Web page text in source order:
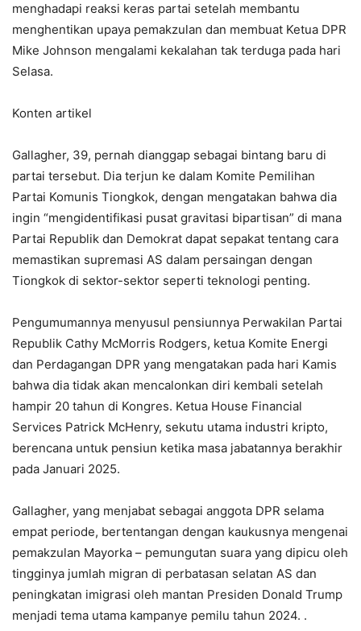
menghadapi reaksi keras partai setelah membantu
menghentikan upaya pemakzulan dan membuat Ketua DPR
Mike Johnson mengalami kekalahan tak terduga pada hari
Selasa.
Konten artikel
Gallagher, 39, pernah dianggap sebagai bintang baru di
partai tersebut. Dia terjun ke dalam Komite Pemilihan
Partai Komunis Tiongkok, dengan mengatakan bahwa dia
ingin “mengidentifikasi pusat gravitasi bipartisan” di mana
Partai Republik dan Demokrat dapat sepakat tentang cara
memastikan supremasi AS dalam persaingan dengan
Tiongkok di sektor-sektor seperti teknologi penting.
Pengumumannya menyusul pensiunnya Perwakilan Partai
Republik Cathy McMorris Rodgers, ketua Komite Energi
dan Perdagangan DPR yang mengatakan pada hari Kamis
bahwa dia tidak akan mencalonkan diri kembali setelah
hampir 20 tahun di Kongres. Ketua House Financial
Services Patrick McHenry, sekutu utama industri kripto,
berencana untuk pensiun ketika masa jabatannya berakhir
pada Januari 2025.
Gallagher, yang menjabat sebagai anggota DPR selama
empat periode, bertentangan dengan kaukusnya mengenai
pemakzulan Mayorka – pemungutan suara yang dipicu oleh
tingginya jumlah migran di perbatasan selatan AS dan
peningkatan imigrasi oleh mantan Presiden Donald Trump
menjadi tema utama kampanye pemilu tahun 2024. .